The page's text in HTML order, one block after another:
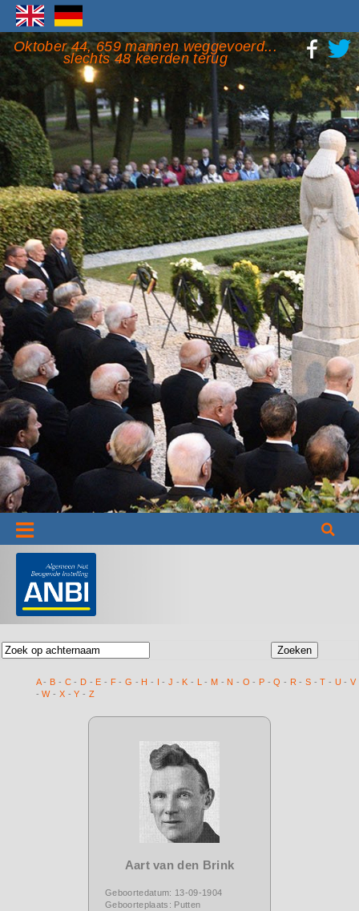
Oktober 44, 659 mannen weggevoerd...
slechts 48 keerden terug
Informatie
A- B - C- D - E - F- G - H - - J - K - L- M - N - O - P -Q - R - S -T - U -V
-W- X -Y - Z
Aart van den Brink
Geboortedatum: 13-09-1904
Geboorteplaats: Putten